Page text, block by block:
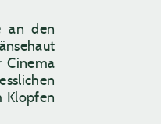
an den
Cinema
Klopfen